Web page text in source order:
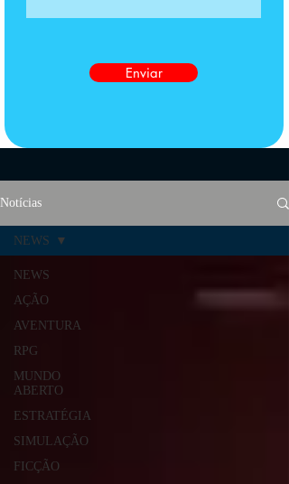
Enviar
Notícias
NEWS
AÇÃO
AVENTURA
RPG
MUNDO
ABERTO
ESTRATÉGIA
SIMULAÇÃO
FICÇÃO
NEWS